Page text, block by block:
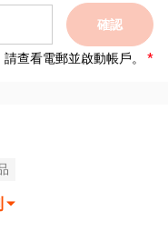
確認
查看電郵並啟動帳戶。